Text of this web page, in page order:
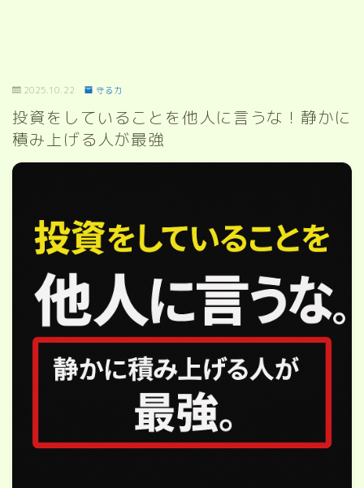
2025.10.22 守る力
投資をしていることを他人に言うな！静かに
積み上げる人が最強